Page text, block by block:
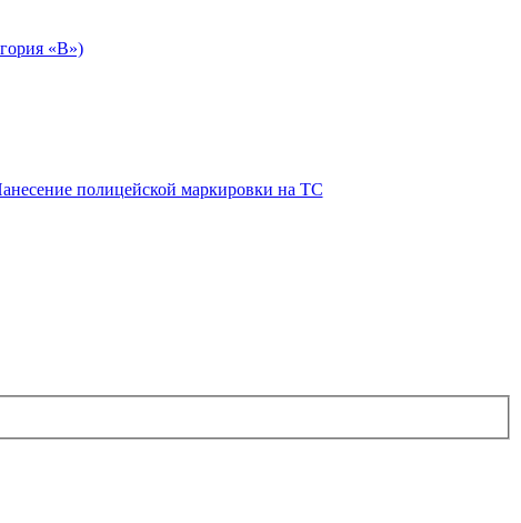
«В»)
полицейской маркировки на ТС